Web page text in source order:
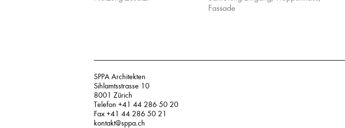
Fassade
SPPA Architekten
Sihlamtsstrasse 10
8001 Zürich
Telefon +41 44 286 50 20
Fax +41 44 286 50 21
kontakt@sppa.ch